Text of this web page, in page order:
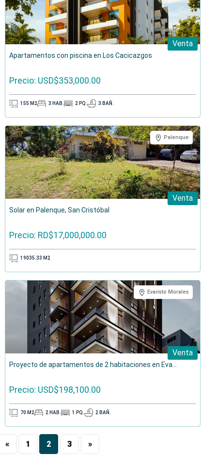
Venta
Apartamentos con piscina en Los Cacicazgos
Precio: USD$353,000.00
155 M2 3 HAB. 2 PQ. 3 BAÑ.
Palenque
Venta
Solar en Palenque, San Cristóbal
Precio: RD$17,000,000.00
19035.33 M2
Evaristo Morales
Venta
Proyecto de apartamentos de 2 habitaciones en Eva...
Precio: USD$198,100.00
70 M2 2 HAB. 1 PQ. 2 BAÑ.
« 1 2 3 »